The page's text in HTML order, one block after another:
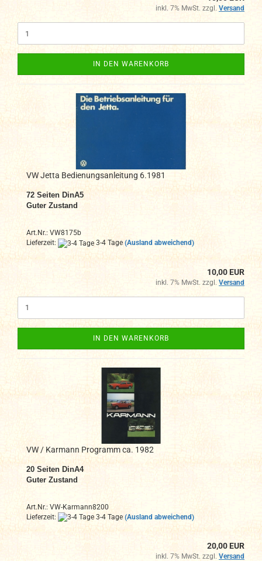
inkl. 7% MwSt. zzgl. Versand
IN DEN WARENKORB
VW Jetta Bedienungsanleitung 6.1981
72 Seiten DinA5
Guter Zustand
Art.Nr.: VW8175b
Lieferzeit:
3-4 Tage (Ausland abweichend)
10,00 EUR
inkl. 7% MwSt. zzgl. Versand
IN DEN WARENKORB
VW / Karmann Programm ca. 1982
20 Seiten DinA4
Guter Zustand
Art.Nr.: VW-Karmann8200
Lieferzeit:
3-4 Tage (Ausland abweichend)
20,00 EUR
inkl. 7% MwSt. zzgl. Versand